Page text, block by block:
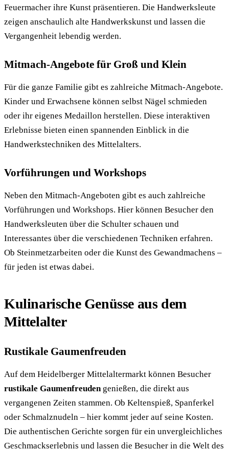
Feuermacher ihre Kunst präsentieren. Die Handwerksleute
zeigen anschaulich alte Handwerkskunst und lassen die
Vergangenheit lebendig werden.
Mitmach-Angebote für Groß und Klein
Für die ganze Familie gibt es zahlreiche Mitmach-Angebote.
Kinder und Erwachsene können selbst Nägel schmieden
oder ihr eigenes Medaillon herstellen. Diese interaktiven
Erlebnisse bieten einen spannenden Einblick in die
Handwerkstechniken des Mittelalters.
Vorführungen und Workshops
Neben den Mitmach-Angeboten gibt es auch zahlreiche
Vorführungen und Workshops. Hier können Besucher den
Handwerksleuten über die Schulter schauen und
Interessantes über die verschiedenen Techniken erfahren.
Ob Steinmetzarbeiten oder die Kunst des Gewandmachens –
für jeden ist etwas dabei.
Kulinarische Genüsse aus dem
Mittelalter
Rustikale Gaumenfreuden
Auf dem Heidelberger Mittelaltermarkt können Besucher
rustikale Gaumenfreudengenießen, die direkt aus
vergangenen Zeiten stammen. Ob Keltenspieß, Spanferkel
oder Schmalznudeln – hier kommt jeder auf seine Kosten.
Die authentischen Gerichte sorgen für ein unvergleichliches
Geschmackserlebnis und lassen die Besucher in die Welt des